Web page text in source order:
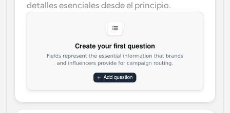
detalles esenciales desde el principio.